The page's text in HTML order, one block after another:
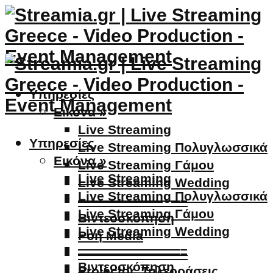
Υπηρεσίες
Εικόνα »
Live Streaming
Live Streaming Πολυγλωσσικά
Live Streaming Γάμου
Live Streaming Wedding
————————–
Βιντεοσκόπηση
Ροή Media
————————–
Υπηρεσίες
Εικόνα »
Live Streaming
Live Streaming Πολυγλωσσικά
Live Streaming Γάμου
Live Streaming Wedding
————————–
Βιντεοσκόπηση